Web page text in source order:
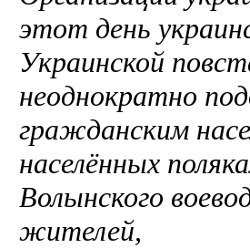
этот день
Украинской
неоднократно
гражданским
населённых
Волынского
жителей,